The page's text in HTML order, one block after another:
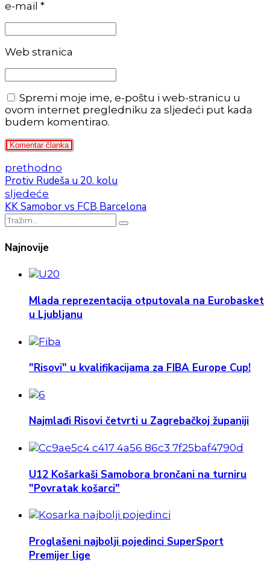
e-mail *
Web stranica
Spremi moje ime, e-poštu i web-stranicu u
ovom internet pregledniku za sljedeći put kada
budem komentirao.
Komentar članka
prethodno
Protiv Rudeša u 20. kolu
sljedeće
KK Samobor vs FCB Barcelona
Najnovije
Mlada reprezentacija otputovala na Eurobasket
u Ljubljanu
"Risovi" u kvalifikacijama za FIBA Europe Cup!
Najmlađi Risovi četvrti u Zagrebačkoj županiji
U12 Košarkaši Samobora brončani na turniru
"Povratak košarci"
Proglašeni najbolji pojedinci SuperSport
Premijer lige